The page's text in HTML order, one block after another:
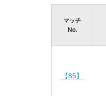
マッチ
No.
【85】